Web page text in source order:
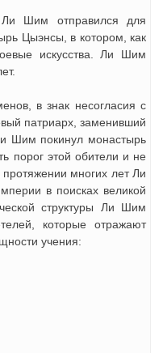
Шим отправился для
Цыэнсы, в котором, как
искусства. Ли Шим
в знак несогласия с
патриарх, заменивший
Шим покинул монастырь
порог этой обители и не
многих лет Ли
в поисках великой
структуры Ли Шим
которые отражают
учения: